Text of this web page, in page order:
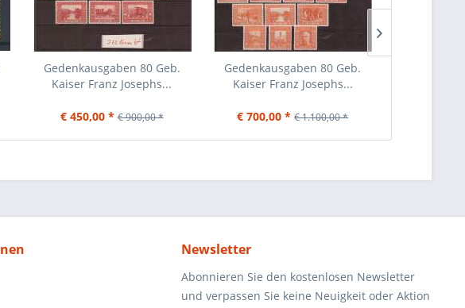
Gedenkausgaben 80 Geb.
Kaiser Franz Josephs...
€ 450,00 * € 900,00 *
Gedenkausgaben 80 Geb.
Kaiser Franz Josephs...
€ 700,00 * € 1.100,00 *
Newsletter
Abonnieren Sie den kostenlosen Newsletter
und verpassen Sie keine Neuigkeit oder Aktion